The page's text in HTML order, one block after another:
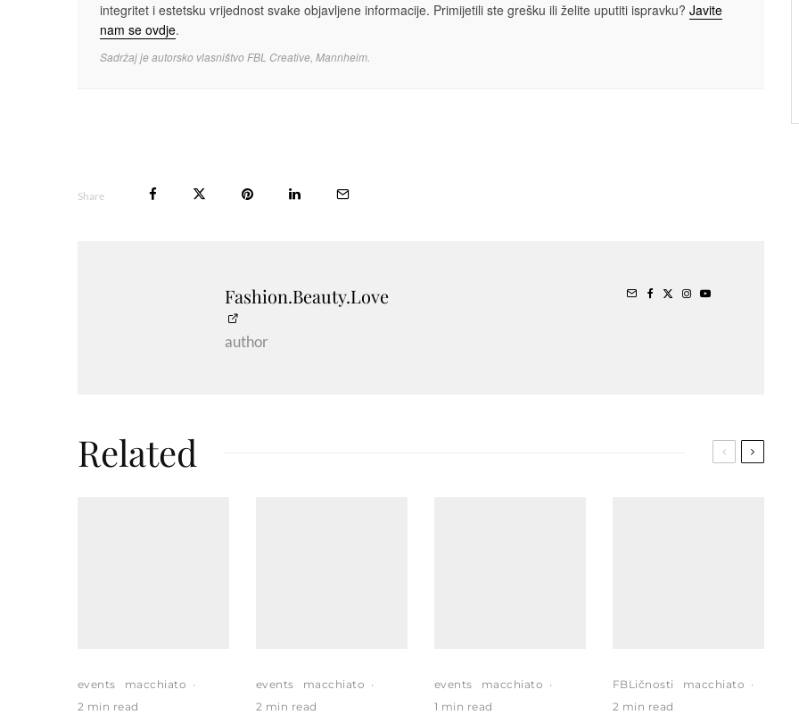
integritet i estetsku vrijednost svake objavljene informacije. Primijetili ste grešku ili želite uputiti ispravku? Javite
nam se ovdje.
Sadržaj je autorsko vlasništvo FBL Creative, Mannheim.
Share
Fashion.Beauty.Love
author
Related
events macchiato ·
2 min read
events macchiato ·
2 min read
events macchiato ·
1 min read
FBLičnosti macchiato ·
2 min read